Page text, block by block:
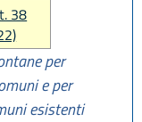
38
per
e per
esistenti